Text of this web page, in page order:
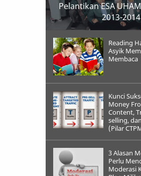
Pelantikan ESA
2013-2014
Reading
Asyik
Membaca
Kunci
Money
Content,
selling,
(Pilar
3 Alasan
Perlu
Moderasi